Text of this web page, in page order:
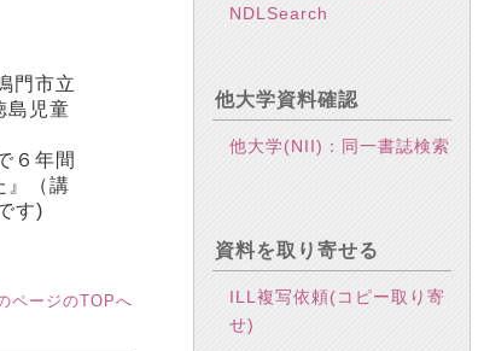
門市立
島児童
６年間
』（講
す)
ページのTOPへ
NDLSearch
他大学資料確認
他大学(NII)：同一書誌検索
資料を取り寄せる
ILL複写依頼(コピー取り寄
せ)